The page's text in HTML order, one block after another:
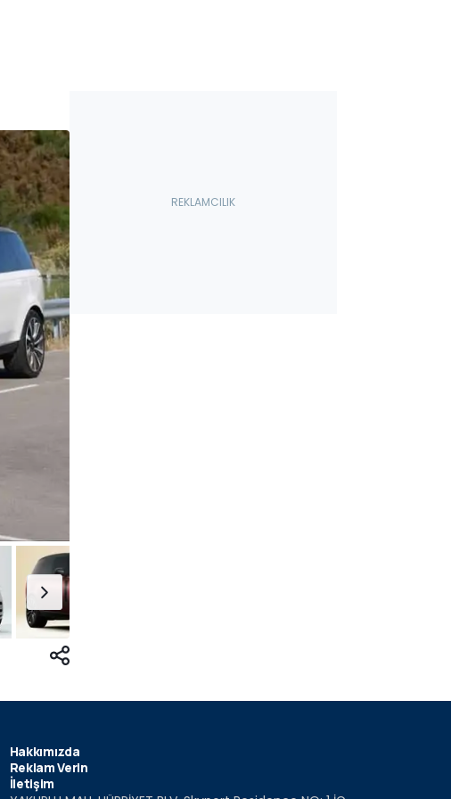
Hakkımızda
Reklam Verin
İletişim